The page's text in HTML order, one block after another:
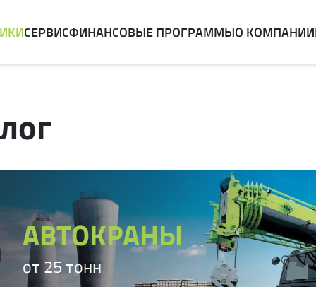
СЕРВИСФИНАНСОВЫЕ ПРОГРАММЫО КОМПАНИИ
АВТОКРАНЫ
от 25 тонн